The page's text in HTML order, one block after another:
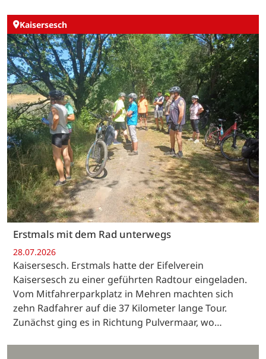
Kaisersesch
Erstmals mit dem Rad unterwegs
28.07.2026
Kaisersesch. Erstmals hatte der Eifelverein
Kaisersesch zu einer geführten Radtour eingeladen.
Vom Mitfahrerparkplatz in Mehren machten sich
zehn Radfahrer auf die 37 Kilometer lange Tour.
Zunächst ging es in Richtung Pulvermaar, wo…